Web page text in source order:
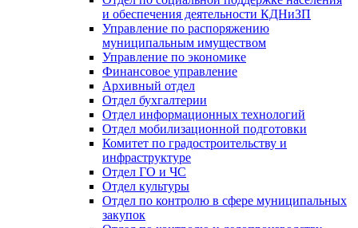
и обеспечения деятельности КДНиЗП
Управление по распоряжению
муниципальным имуществом
Управление по экономике
Финансовое управление
Архивный отдел
Отдел бухгалтерии
Отдел информационных технологий
Отдел мобилизационной подготовки
Комитет по градостроительству и
инфраструктуре
Отдел ГО и ЧС
Отдел культуры
Отдел по контролю в сфере муниципальных
закупок